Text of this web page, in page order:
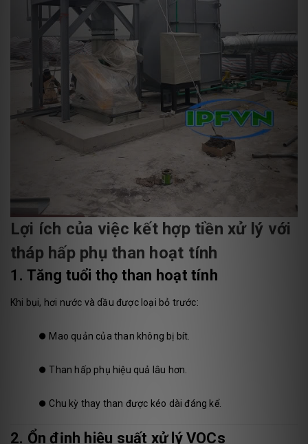
Lợi ích của việc kết hợp tiền xử lý với
tháp hấp phụ than hoạt tính
1. Tăng tuổi thọ than hoạt tính
Khi bụi, hơi nước và dầu được loại bỏ trước:
⏺️ Mao quản của than không bị bít.
⏺️Than hấp phụ hiệu quả lâu hơn.
⏺️ Chu kỳ thay than được kéo dài đáng kể.
2. Ổn định hiệu suất xử lý VOCs